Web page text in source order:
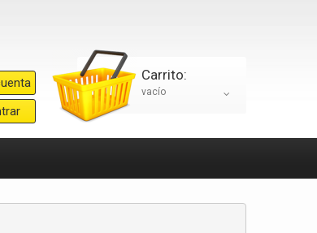
Carrito:
vacío